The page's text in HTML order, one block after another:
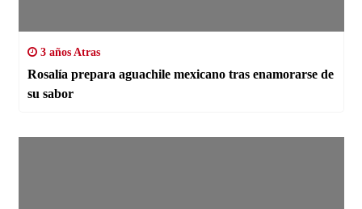
3 años Atras
Rosalía prepara aguachile mexicano tras enamorarse de
su sabor